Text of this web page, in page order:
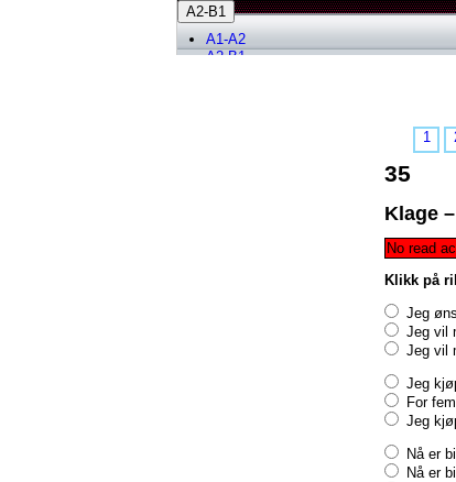
A2-B1
A1-A2
A2-B1
1
35
Klage
No read
Klikk på
Jeg
Jeg vil
Jeg vil
Jeg
For
Jeg
Nå er
Nå er